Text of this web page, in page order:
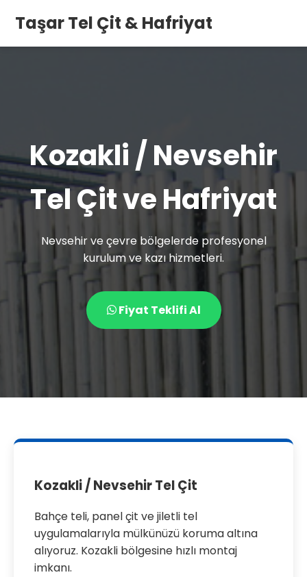
Taşar Tel Çit & Hafriyat
Kozakli / Nevsehir
Tel Çit ve Hafriyat
Nevsehir ve çevre bölgelerde profesyonel
kurulum ve kazı hizmetleri.
Fiyat Teklifi Al
Kozakli / Nevsehir Tel Çit
Bahçe teli, panel çit ve jiletli tel
uygulamalarıyla mülkünüzü koruma altına
alıyoruz. Kozakli bölgesine hızlı montaj
imkanı.